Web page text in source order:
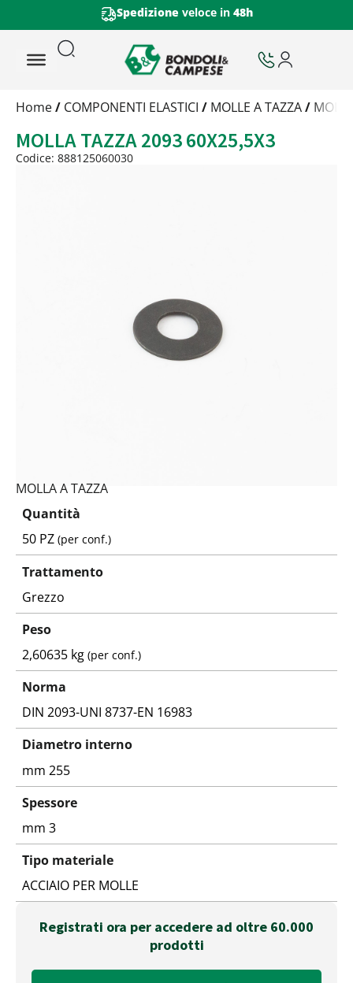
Spedizione veloce in 48h
Trattamento
Peso
Quantità
Home/ COMPONENTI ELASTICI / MOLLE A TAZZA/
MOLLA TAZZA 2093 60X25,5X3
Codice: 888125060030
MOLLA A TAZZA
Quantità
50 PZ(per conf.)
Trattamento
Grezzo
Peso
2,60635 kg(per conf.)
Norma
DIN 2093-UNI 8737-EN 16983
Diametro interno
mm 255
Spessore
mm 3
Tipo materiale
ACCIAIO PER MOLLE
Registrati ora per accedere ad oltre 60.000
prodotti